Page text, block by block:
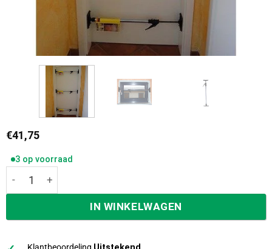
€41,75
3 op voorraad
Kozijn Spanner Quick-Support 0.65-1.10 meter maximale
IN WINKELWAGEN